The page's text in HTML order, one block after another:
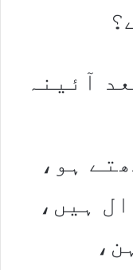
آئینہ
ہو،
ہیں،